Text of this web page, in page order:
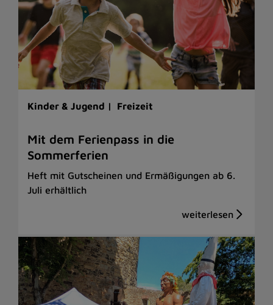
Kinder & Jugend | Freizeit
Mit dem Ferienpass in die
Sommerferien
Heft mit Gutscheinen und Ermäßigungen ab 6.
Juli erhältlich